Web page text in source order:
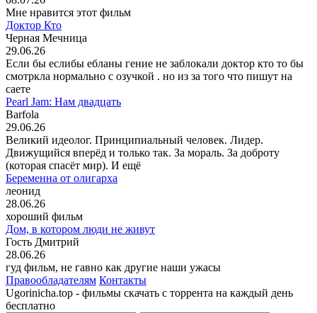
Мне нравится этот фильм
Доктор Кто
Черная Мечница
29.06.26
Если бы еслибы ебланы гение не заблокали доктор кто то бы
смотркла нормально с озучкой . но из за того что пишут на
саете
Pearl Jam: Нам двадцать
Barfola
29.06.26
Великий идеолог. Принципиальный человек. Лидер.
Движущийся вперёд и только так. За мораль. За доброту
(которая спасёт мир). И ещё
Беременна от олигарха
леонид
28.06.26
хороший фильм
Дом, в котором люди не живут
Гость Дмитрий
28.06.26
гуд фильм, не гавно как другие наши ужасы
Правообладателям Контакты
Ugorinicha.top - фильмы скачать с торрента на каждый день
бесплатно